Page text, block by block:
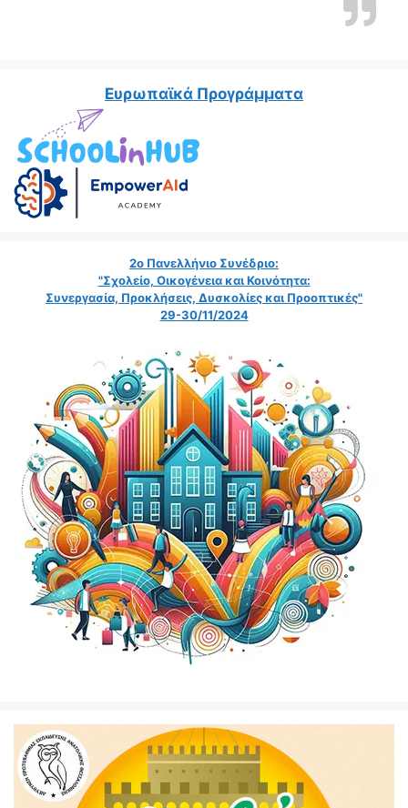
Ευρωπαϊκά Προγράμματα
2ο Πανελλήνιο Συνέδριο:
"Σχολείο, Οικογένεια και Κοινότητα:
Συνεργασία, Προκλήσεις, Δυσκολίες και Προοπτικές"
29-30/11/2024